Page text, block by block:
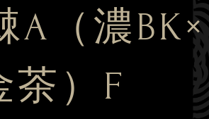
A（濃BK×
茶）F